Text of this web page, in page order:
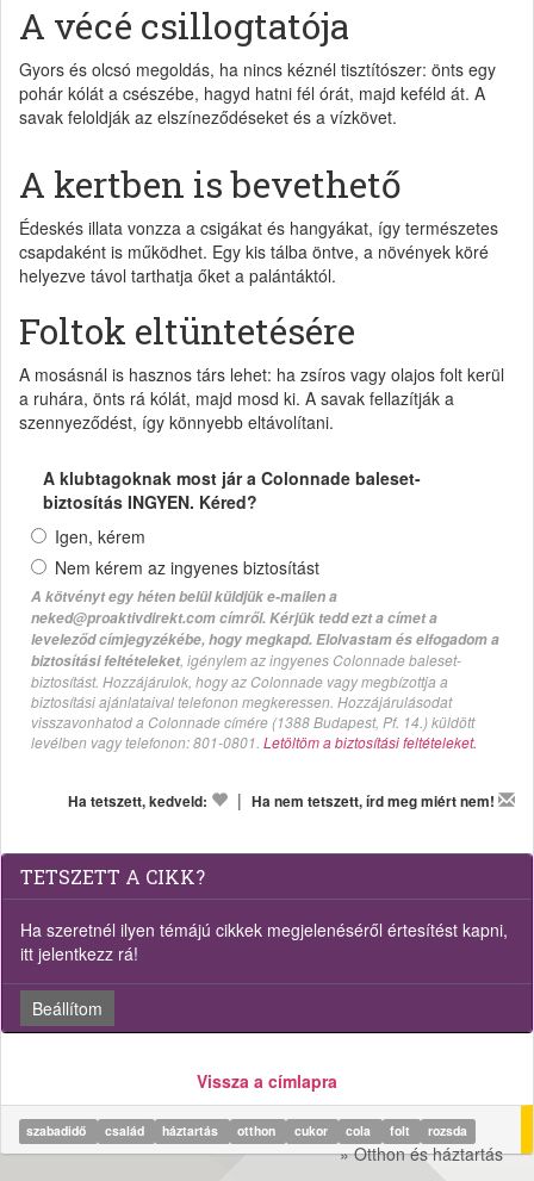
A vécé csillogtatója
Gyors és olcsó megoldás, ha nincs kéznél tisztítószer: önts egy
pohár kólát a csészébe, hagyd hatni fél órát, majd keféld át. A
savak feloldják az elszíneződéseket és a vízkövet.
A kertben is bevethető
Édeskés illata vonzza a csigákat és hangyákat, így természetes
csapdaként is működhet. Egy kis tálba öntve, a növények köré
helyezve távol tarthatja őket a palántáktól.
Foltok eltüntetésére
A mosásnál is hasznos társ lehet: ha zsíros vagy olajos folt kerül
a ruhára, önts rá kólát, majd mosd ki. A savak fellazítják a
szennyeződést, így könnyebb eltávolítani.
A klubtagoknak most jár a Colonnade baleset-
biztosítás INGYEN. Kéred?
Igen, kérem
Nem kérem az ingyenes biztosítást
A kötvényt egy héten belül küldjük e-mailen a
neked@proaktivdirekt.com címről. Kérjük tedd ezt a címet a
leveleződ címjegyzékébe, hogy megkapd. Elolvastam és elfogadom a
biztosítási feltételeket, igénylem az ingyenes Colonnade baleset-
biztosítást. Hozzájárulok, hogy az Colonnade vagy megbízottja a
biztosítási ajánlataival telefonon megkeressen. Hozzájárulásodat
visszavonhatod a Colonnade címére (1388 Budapest, Pf. 14.) küldött
levélben vagy telefonon: 801-0801. Letöltöm a biztosítási feltételeket.
Ha tetszett, kedveld: | Ha nem tetszett, írd meg miért nem!
TETSZETT A CIKK?
Ha szeretnél ilyen témájú cikkek megjelenéséről értesítést kapni,
itt jelentkezz rá!
Beállítom
Vissza a címlapra
szabadidő család háztartás otthon cukor cola folt rozsda
» Otthon és háztartás